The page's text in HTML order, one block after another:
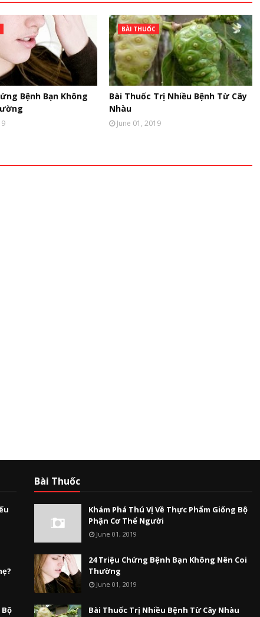
Bệnh Bạn Không
BÀI THUỐC
Bài Thuốc Trị Nhiều Bệnh Từ Cây
Nhàu
June 01, 2019
Bài Thuốc
Khám Phá Thú Vị Về Thực Phẩm Giống Bộ
Phận Cơ Thể Người
June 01, 2019
24 Triệu Chứng Bệnh Bạn Không Nên Coi
Thường
June 01, 2019
Bài Thuốc Trị Nhiều Bệnh Từ Cây Nhàu